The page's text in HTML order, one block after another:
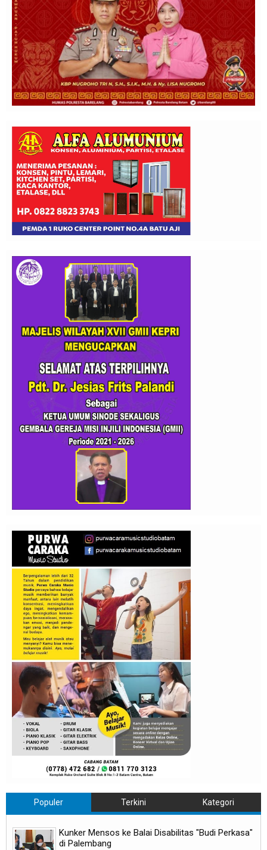
Populer Terkini Kategori
Kunker Mensos ke Balai Disabilitas "Budi Perkasa"
di Palembang